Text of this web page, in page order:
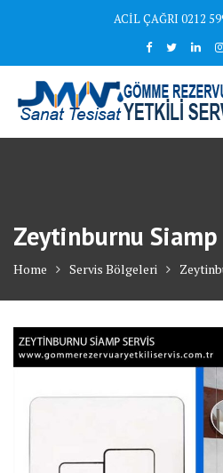
ACİL ÇAĞRI 0212
Zeytinburnu Siamp
Home Servis Bölgeleri